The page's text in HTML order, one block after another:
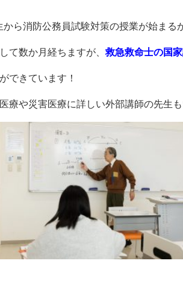
から消防公務員試験対策の授業が始まる
て数か月経ちますが、救急救命士の国
できています！
療や災害医療に詳しい外部講師の先生